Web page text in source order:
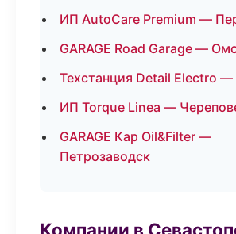
ИП AutoCare Premium —
GARAGE Road Garage —
Техстанция Detail Electro —
ИП Torque Linea —
GARAGE Кар Oil&Filter —
Петрозаводск
Компании в